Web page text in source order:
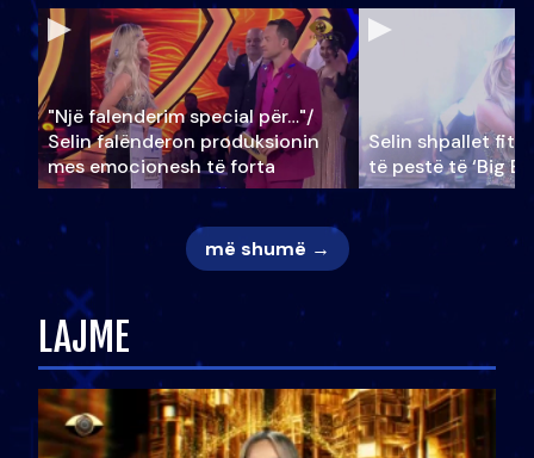
"Një falenderim special për…"/
Selin falënderon produksionin
mes emocionesh të forta
Selin shpallet
të pestë të ‘Big
më shumë →
LAJME